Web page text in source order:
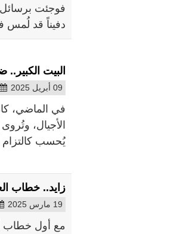
فوجئت برسائل
دفيناً قد لُمس
البيت الكبير..
09 أبريل 2025
في الماضي،
الأجيال،
يُحسب
زايد.. خطاب
19 مارس 2025
مع أول خطاب